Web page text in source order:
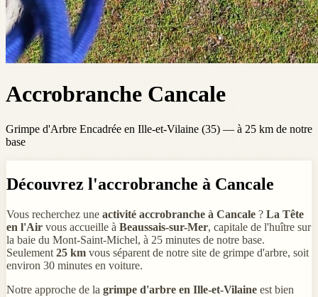
Accrobranche Cancale
Grimpe d'Arbre Encadrée en Ille-et-Vilaine (35) — à 25 km de notre
base
Découvrez l'accrobranche à Cancale
Vous recherchez une activité accrobranche à Cancale ? La Tête
en l'Air vous accueille à Beaussais-sur-Mer, capitale de l'huître sur
la baie du Mont-Saint-Michel, à 25 minutes de notre base.
Seulement 25 km vous séparent de notre site de grimpe d'arbre, soit
environ 30 minutes en voiture.
Notre approche de la grimpe d'arbre en Ille-et-Vilaine est bien